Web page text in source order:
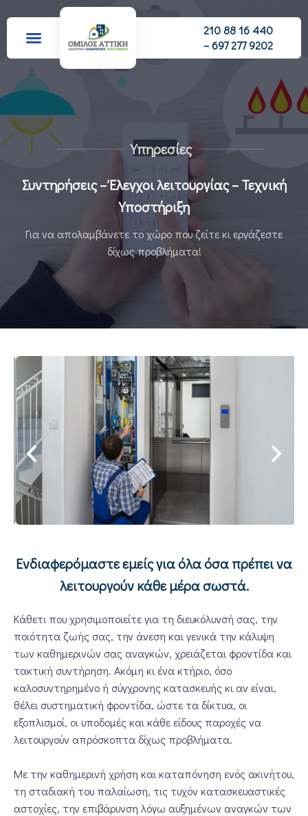
210 88 16 440
– 697 277 9202
Υπηρεσίες
Συντηρήσεις – Έλεγχοι λειτουργίας – Τεχνική
Υποστήριξη
Για να απολαμβάνετε το χώρο που ζείτε κι εργάζεστε
δίχως προβλήματα!
Ενδιαφερόμαστε εμείς για όλα όσα πρέπει να
λειτουργούν κάθε μέρα σωστά.
Κάθετι που χρησιμοποιείτε για τη διευκόλυνσή σας, την
ποιότητα ζωής σας, την άνεση και γενικά την κάλυψη
των καθημερινών σας αναγκών, χρειάζεται φροντίδα και
τακτική συντήρηση. Ακόμη κι ένα κτήριο, όσο
καλοσυντηρημένο ή σύγχρονης κατασκευής κι αν είναι,
θέλει συστηματική φροντίδα, ώστε τα δίκτυα, οι
εξοπλισμοί, οι υποδομές και κάθε είδους παροχές να
λειτουργούν απρόσκοπτα δίχως προβλήματα.
Με την καθημερινή χρήση και καταπόνηση ενός ακινήτου,
τη σταδιακή του παλαίωση, τις τυχόν κατασκευαστικές
αστοχίες, την επιβάρυνση λόγω αυξημένων αναγκών των